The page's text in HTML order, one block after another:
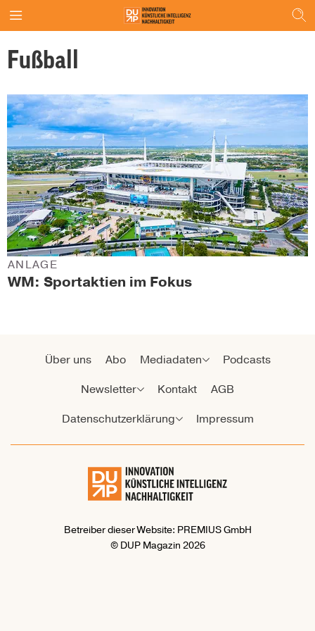
Fußball
WM: Sportaktien im Fokus
ANLAGE
Über uns Abo Mediadaten
Podcasts
Newsletter
Kontakt
AGB
Datenschutzerklärung
Impressum
Betreiber dieser Website: PREMIUS GmbH
© DUP Magazin 2026